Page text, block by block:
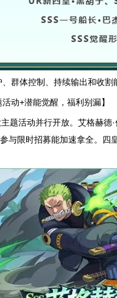
群体控制、持续输出和收割
动+潜能觉醒，福利别漏】
题活动并行开放。艾格赫
与限时招募能加速拿全。四